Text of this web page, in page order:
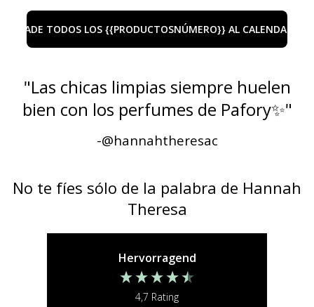
AÑADE TODOS LOS {{PRODUCTOSNÚMERO}} AL CALENDARIO
"Las chicas limpias siempre huelen
bien con los perfumes de Pafory✨"
-@hannahtheresac
No te fíes sólo de la palabra de Hannah
Theresa
Hervorragend
4,7 Rating